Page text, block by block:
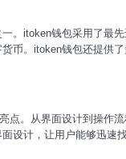
。itoken钱包采用了最
币。itoken钱包还提供
点。从界面设计到操作
设计，让用户能够迅速